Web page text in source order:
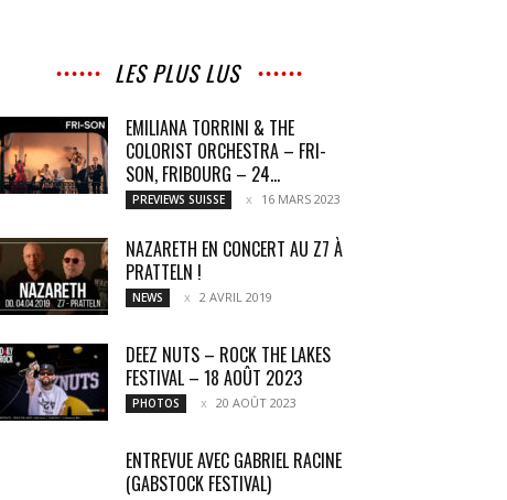
LES PLUS LUS
EMILIANA TORRINI & THE
COLORIST ORCHESTRA – FRI-
SON, FRIBOURG – 24...
PREVIEWS SUISSE 16 MARS 2023
NAZARETH EN CONCERT AU Z7 À
PRATTELN !
NEWS 2 AVRIL 2019
DEEZ NUTS – ROCK THE LAKES
FESTIVAL – 18 AOÛT 2023
PHOTOS 20 AOÛT 2023
ENTREVUE AVEC GABRIEL RACINE
(GABSTOCK FESTIVAL)